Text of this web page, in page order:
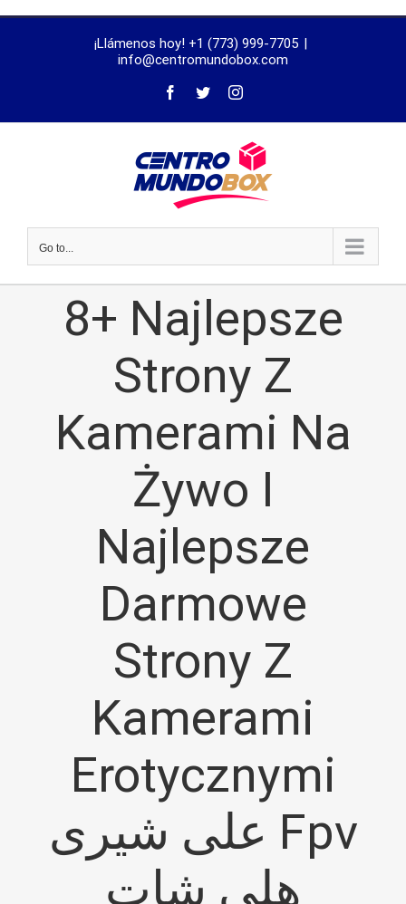
¡Llámenos hoy! +1 (773) 999-7705 |
info@centromundobox.com
Go to...
8+ Najlepsze
Strony Z
Kamerami Na
Żywo I
Najlepsze
Darmowe
Strony Z
Kamerami
Erotycznymi
علی شیری Fpv
هلی شات